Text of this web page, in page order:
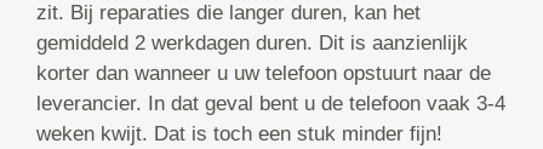
zit. Bij reparaties die langer duren, kan het
gemiddeld 2 werkdagen duren. Dit is aanzienlijk
korter dan wanneer u uw telefoon opstuurt naar de
leverancier. In dat geval bent u de telefoon vaak 3-4
weken kwijt. Dat is toch een stuk minder fijn!